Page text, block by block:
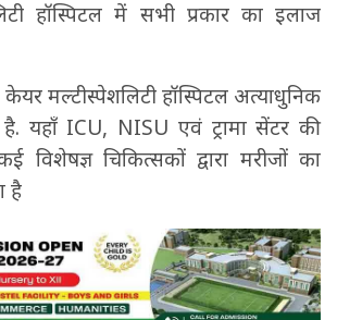
हॉस्पिटल में सभी प्रकार का इलाज
केयर मल्टीस्पेशलिटी हॉस्पिटल अत्याधुनिक
यहाँ ICU, NISU एवं ट्रामा सेंटर की
विशेषज्ञ चिकित्सकों द्वारा मरीजों का
है